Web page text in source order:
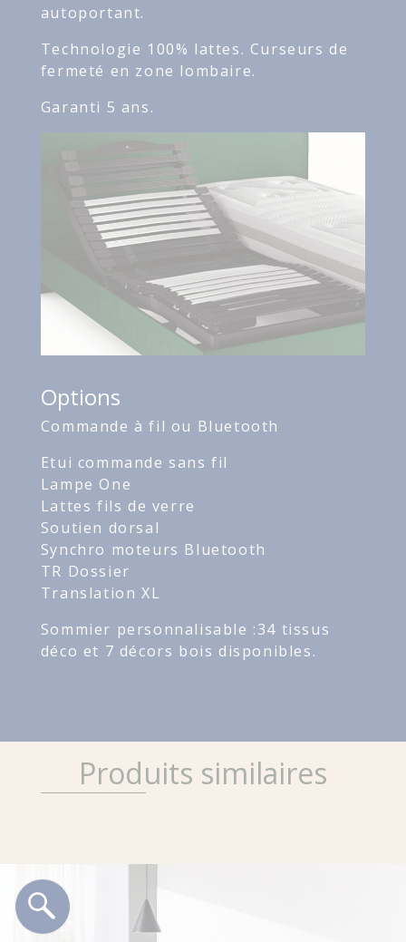
autoportant.
Technologie 100% lattes. Curseurs de
fermeté en zone lombaire.
Garanti 5 ans.
Options
Commande à fil ou Bluetooth
Etui commande sans fil
Lampe One
Lattes fils de verre
Soutien dorsal
Synchro moteurs Bluetooth
TR Dossier
Translation XL
Sommier personnalisable :34 tissus
déco et 7 décors bois disponibles.
Produits similaires